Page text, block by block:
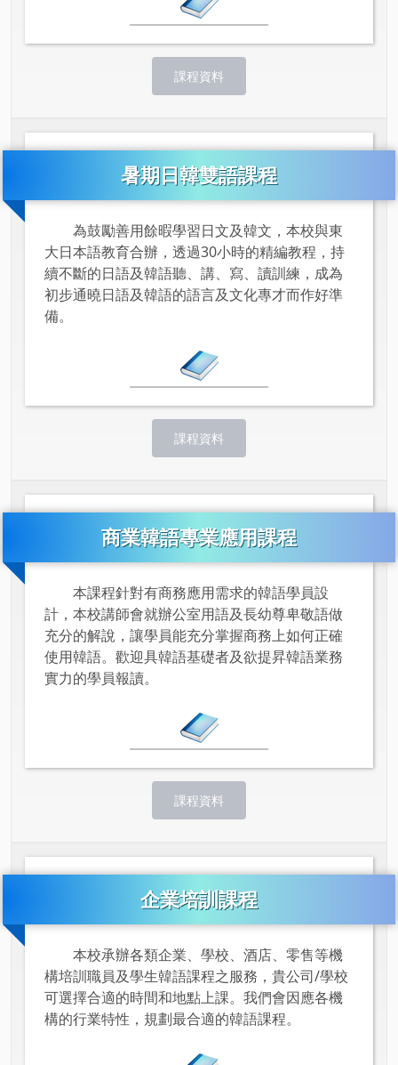
課程資料
暑期日韓雙語課程
為鼓勵善用餘暇學習日文及韓文，本校與東
大日本語教育合辦，透過30小時的精編教程，持
續不斷的日語及韓語聽、講、寫、讀訓練，成為
初步通曉日語及韓語的語言及文化專才而作好準
備。
課程資料
商業韓語專業應用課程
本課程針對有商務應用需求的韓語學員設
計，本校講師會就辦公室用語及長幼尊卑敬語做
充分的解說，讓學員能充分掌握商務上如何正確
使用韓語。歡迎具韓語基礎者及欲提昇韓語業務
實力的學員報讀。
課程資料
企業培訓課程
本校承辦各類企業、學校、酒店、零售等機
構培訓職員及學生韓語課程之服務，貴公司/學校
可選擇合適的時間和地點上課。我們會因應各機
構的行業特性，規劃最合適的韓語課程。